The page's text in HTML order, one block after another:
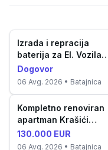
Izrada i repracija
baterija za El. Vozila
aku...
Dogovor
06 Avg. 2026 • Batajnica
Kompletno renoviran
apartman Krašići
(52m²)
130.000 EUR
06 Avg. 2026 • Batajnica